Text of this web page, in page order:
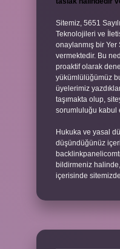
Sitemiz, 5651
Teknolojileri ve
onaylanmış bir Yer
vermektedir. Bu
proaktif olarak
yükümlülüğümüz
üyelerimiz
taşımakta olup,
sorumluluğu kabul
Hukuka ve yasal
düşündüğünüz
bildirmeniz
içerisinde